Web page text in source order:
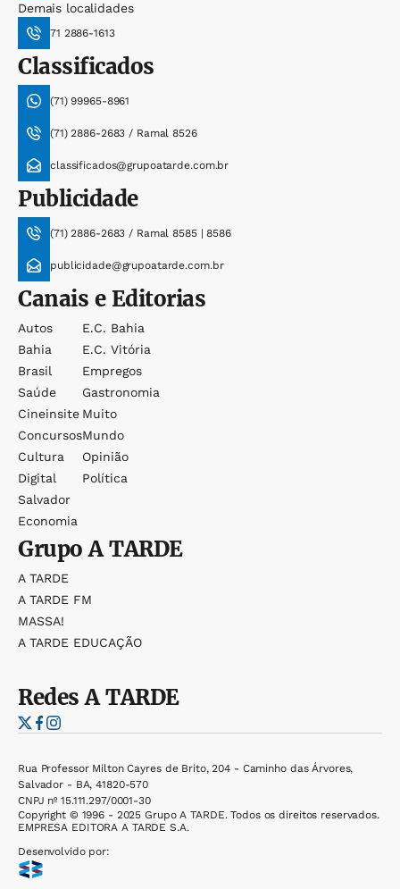
Demais localidades
71 2886-1613
Classificados
(71) 99965-8961
(71) 2886-2683 / Ramal 8526
classificados@grupoatarde.com.br
Publicidade
(71) 2886-2683 / Ramal 8585 | 8586
publicidade@grupoatarde.com.br
Canais e Editorias
Autos
Bahia
Brasil
Saúde
Cineinsite
Concursos
Cultura
Digital
Salvador
Economia
E.c. Bahia
E.c. Vitória
Empregos
Gastronomia
Muito
Mundo
Opinião
Política
GrupoA TARDE
A TARDE
A TARDE FM
MASSA!
A TARDE EDUCAÇÃO
RedesA TARDE
Rua Professor Milton Cayres de Brito, 204 - Caminho das Árvores,
Salvador - BA, 41820-570
CNPJ nº 15.111.297/0001-30
Copyright © 1996 - 2025 Grupo A TARDE. Todos os direitos reservados.
EMPRESA EDITORA A TARDE S.A.
Desenvolvido por: